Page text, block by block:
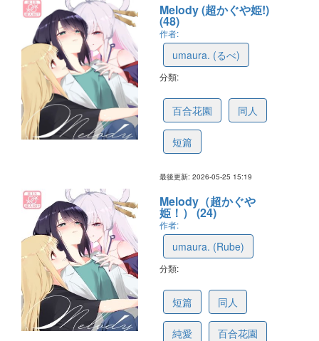
Melody (超かぐや姫!)
(48)
作者:
umaura. (るべ)
分類:
百合花園 同人
短篇
最後更新: 2026-05-25 15:19
Melody（超かぐや
姫！） (24)
作者:
umaura. (Rube)
分類:
短篇 同人
純愛 百合花園